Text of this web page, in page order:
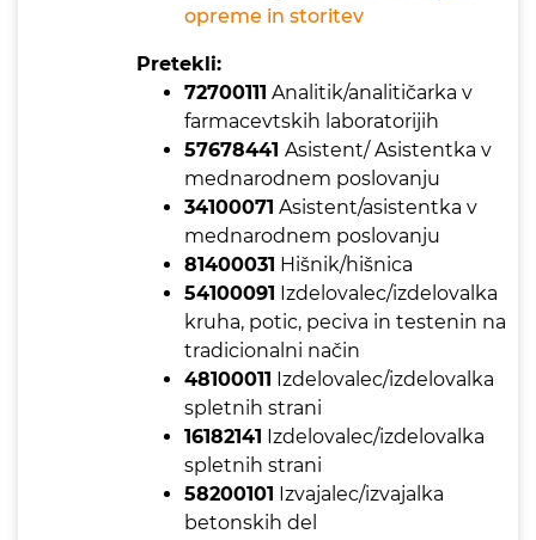
opreme in storitev
Pretekli:
72700111 Analitik/analitičarka v
farmacevtskih laboratorijih
57678441 Asistent/ Asistentka v
mednarodnem poslovanju
34100071 Asistent/asistentka v
mednarodnem poslovanju
81400031 Hišnik/hišnica
54100091 Izdelovalec/izdelovalka
kruha, potic, peciva in testenin na
tradicionalni način
48100011 Izdelovalec/izdelovalka
spletnih strani
16182141 Izdelovalec/izdelovalka
spletnih strani
58200101 Izvajalec/izvajalka
betonskih del